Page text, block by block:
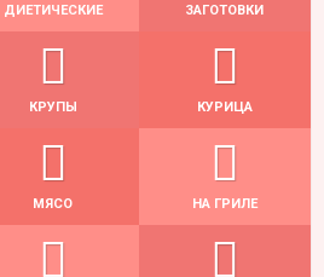
ДИЕТИЧЕСКИЕ ЗАГОТОВКИ
КРУПЫ КУРИЦА
МЯСО НА ГРИЛЕ